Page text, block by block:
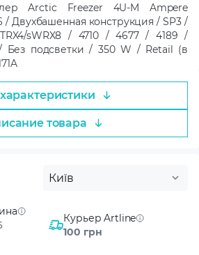
Arctic Freezer 4U-M Ampere
/ Двухбашенная конструкция / SP3 /
sWRX8 / 4710 / 4677 / 4189 /
Без подсветки / 350 W / Retail (в
товара
Київ
Курьер Artline
100 грн